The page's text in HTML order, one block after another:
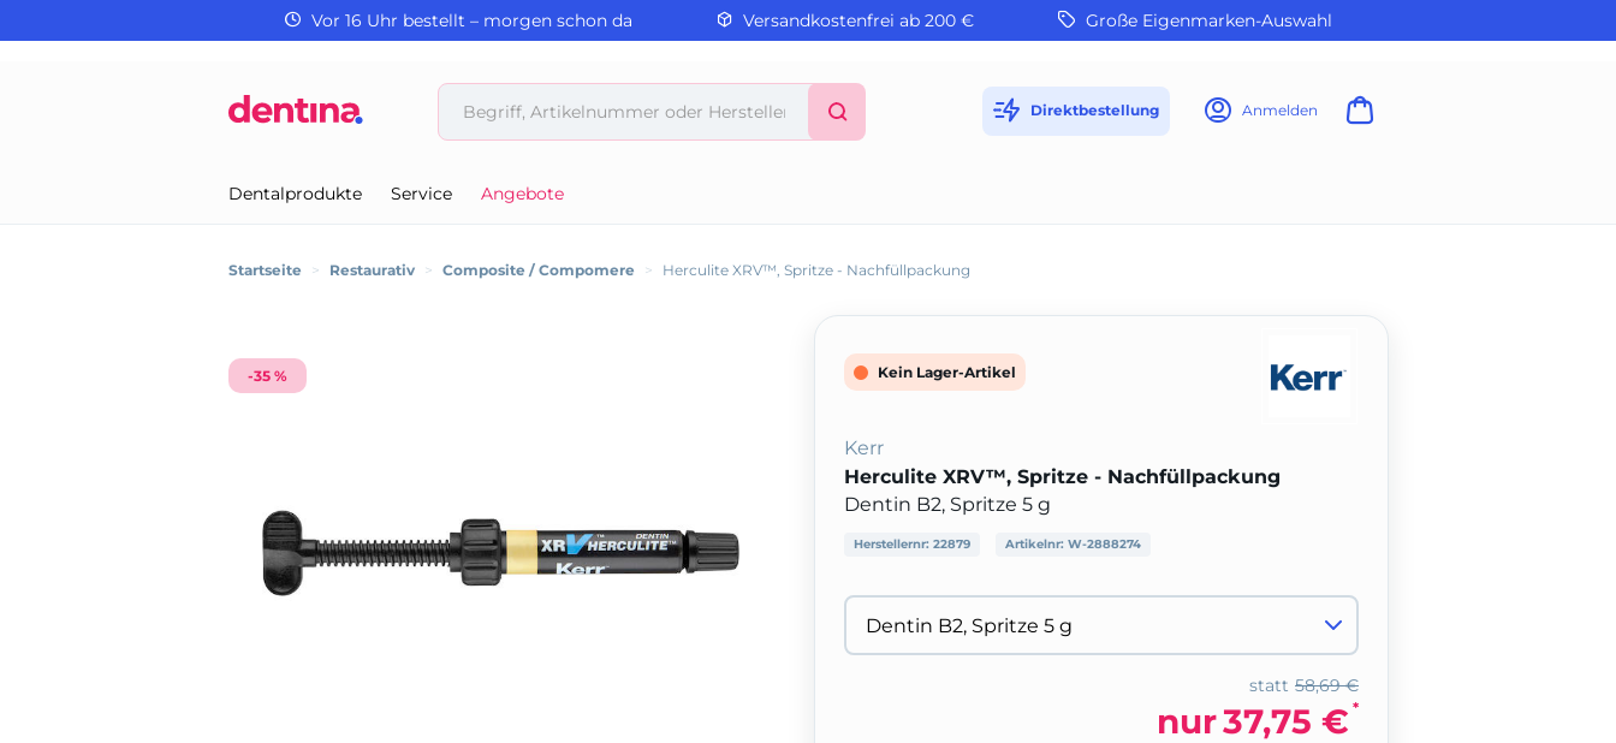
Vor 16 Uhr bestellt – morgen schon da Versandkostenfrei ab 200 € Große Eigenmarken-Auswahl
Direktbestellung Anmelden
Dentalprodukte Service Angebote
Startseite > Restaurativ > Composite / Compomere > Herculite XRV™, Spritze - Nachfüllpackung
-35 % Kein Lager-Artikel
Kerr
Herculite XRV™, Spritze - Nachfüllpackung
Dentin B2, Spritze 5 g
Herstellernr: 22879 Artikelnr: W-2888274
58,69 €
statt
nur37,75 € *